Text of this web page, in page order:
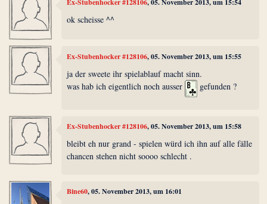
ok scheisse ^^
Ex-Stubenhocker #128106, 05. November 2013, um 15:55
ja der sweete ihr spielablauf macht sinn.
was hab ich eigentlich noch ausser
gefunden ?
Ex-Stubenhocker #128106, 05. November 2013, um 15:58
bleibt eh nur grand - spielen würd ich ihn auf alle fälle
chancen stehen nicht soooo schlecht .
Bine60, 05. November 2013, um 16:01